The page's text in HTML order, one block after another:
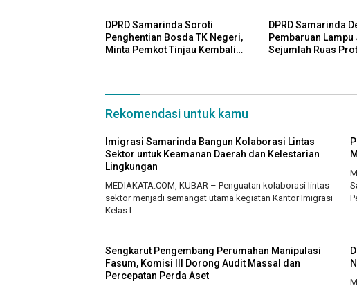
DPRD Samarinda Soroti
Penghentian Bosda TK Negeri,
Minta Pemkot Tinjau Kembali
DPRD Samarinda
Pembaruan Lampu
Sejumlah Ruas
Rekomendasi untuk kamu
Imigrasi Samarinda Bangun Kolaborasi Lintas
Sektor untuk Keamanan Daerah dan Kelestarian
Lingkungan
MEDIAKATA.COM, KUBAR – Penguatan kolaborasi lintas
sektor menjadi semangat utama kegiatan Kantor Imigrasi
Kelas I…
Sengkarut Pengembang Perumahan Manipulasi
Fasum, Komisi III Dorong Audit Massal dan
Percepatan Perda Aset